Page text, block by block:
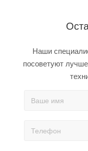
Наши
посоветуют